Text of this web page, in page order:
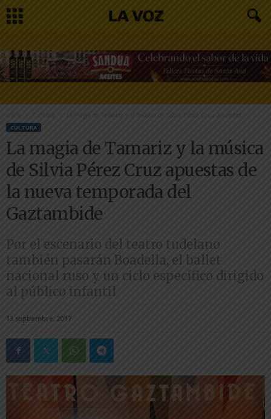
Inicio Cultura La magia de Tamariz y la música de Silvia Pérez Cruz apuestas...
CULTURA
La magia de Tamariz y la música
de Silvia Pérez Cruz apuestas de
la nueva temporada del
Gaztambide
Por el escenario del teatro tudelano
también pasarán Boadella, el ballet
nacional ruso y un ciclo específico dirigido
al público infantil
13 septiembre, 2017